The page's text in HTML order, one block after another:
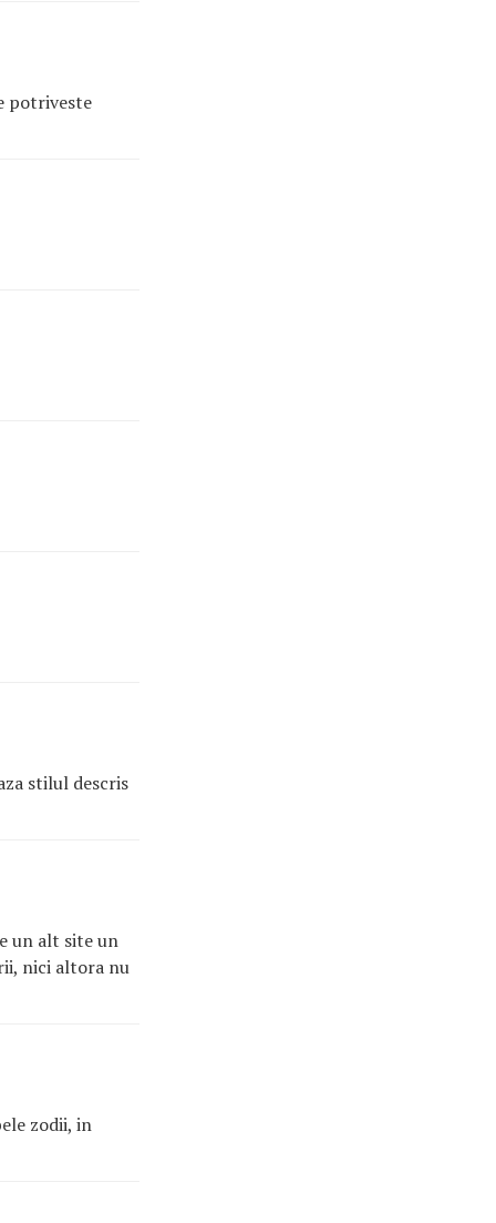
potriveste
stilul descris
un alt site un
nici altora nu
zodii, in